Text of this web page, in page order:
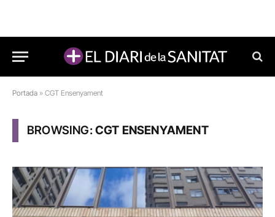
Portada » CGT Ensenyament
BROWSING:CGT ENSENYAMENT